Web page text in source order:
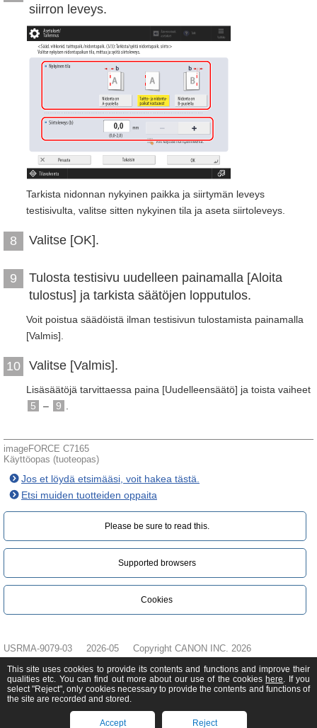
siirron leveys.
Tarkista nidonnan nykyinen paikka ja siirtymän leveys
testisivulta, valitse sitten nykyinen tila ja aseta siirtoleveys.
8 Valitse [OK].
9
Tulosta testisivu uudelleen painamalla [Aloita
tulostus] ja tarkista säätöjen lopputulos.
Voit poistua säädöistä ilman testisivun tulostamista painamalla
[Valmis].
10 Valitse [Valmis].
Lisäsäätöjä tarvittaessa paina [Uudelleensäätö] ja toista vaiheet
5
– 9
imageFORCE C7165
Käyttöopas (tuoteopas)
Jos et löydä etsimääsi, voit hakea tästä.
Etsi muiden tuotteiden oppaita
Please be sure to read this.‎
Supported browsers
Cookies
USRMA-9079-03 2026-05 Copyright CANON INC. 2026
This site uses cookies to provide its contents and functions and improve their
qualities etc. You can find out more about our use of the cookies here. If you
select "Reject", only cookies necessary to provide the contents and functions of
the site are recorded and stored.
Accept Reject